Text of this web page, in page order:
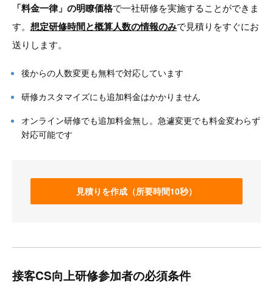
「料金一律」の明瞭価格で一社研修を実施することができま
す。 想定研修時間と概算人数の情報のみで見積りをすぐにお
送りします。
後からの人数変更も無料で対応しています
研修カスタマイズにも追加料金はかかりません
オンライン研修でも追加料金無し。急遽変更でも料金変わらず
対応可能です
見積りを作成（所要時間10秒）
接客CS向上研修参加者の必須条件